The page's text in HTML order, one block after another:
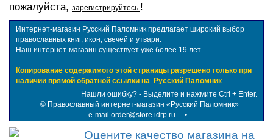
пожалуйста, зарегистрируйтесь !
Интернет-магазин Русский Паломник предлагает широкий выбор
православных книг, икон, свечей и утвари.
Наш интернет-магазин существует уже более 19 лет.
Копирование содержимого этой страницы разрешено только при
наличии прямой обратной ссылки на Русский Паломник
Нашли ошибку? - Выделите и нажмите Ctrl + Enter.
© Православный интернет-магазин «Русский Паломник»
e-mail order@store.idrp.ru •